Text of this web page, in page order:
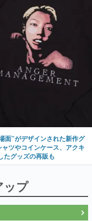
面”がデザインされた新作グ
ツやコインケース、アクキ
たグッズの再販も
ップ